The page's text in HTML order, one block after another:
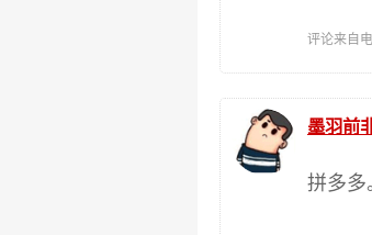
评论来自
墨羽前
拼多多